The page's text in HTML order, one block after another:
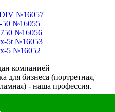
№16057
50 №16055
№16056
5t №16053
5 №16052
компанией
для бизнеса (портретная,
- наша профессия.